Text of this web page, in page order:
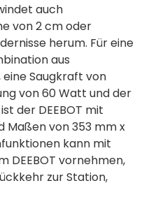
auch
von 2 cm oder
herum. Für eine
aus
Saugkraft von
von 60 Watt und der
der DEEBOT mit
Maßen von 353 mm x
kann mit
DEEBOT vornehmen,
zur Station,